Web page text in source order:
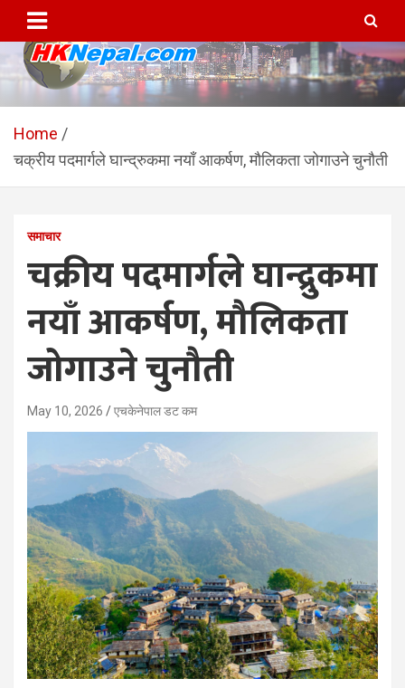
content
HKNepal.com – हङकङबाट
सञ्चालित पहिलो नेपाली अनलाईन
पत्रिका
hknepal, hknepal.com, hk nepal, hk nepal com
Home
चक्रीय पदमार्गले घान्द्रुकमा नयाँ आकर्षण, मौलिकता जोगाउने चुनौती
समाचार
चक्रीय पदमार्गले घान्द्रुकमा
नयाँ आकर्षण, मौलिकता
जोगाउने चुनौती
May 10, 2026 एचकेनेपाल डट कम